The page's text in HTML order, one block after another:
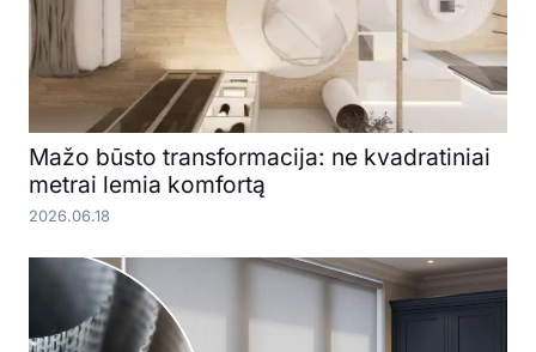
Mažo būsto transformacija: ne kvadratiniai
metrai lemia komfortą
2026.06.18